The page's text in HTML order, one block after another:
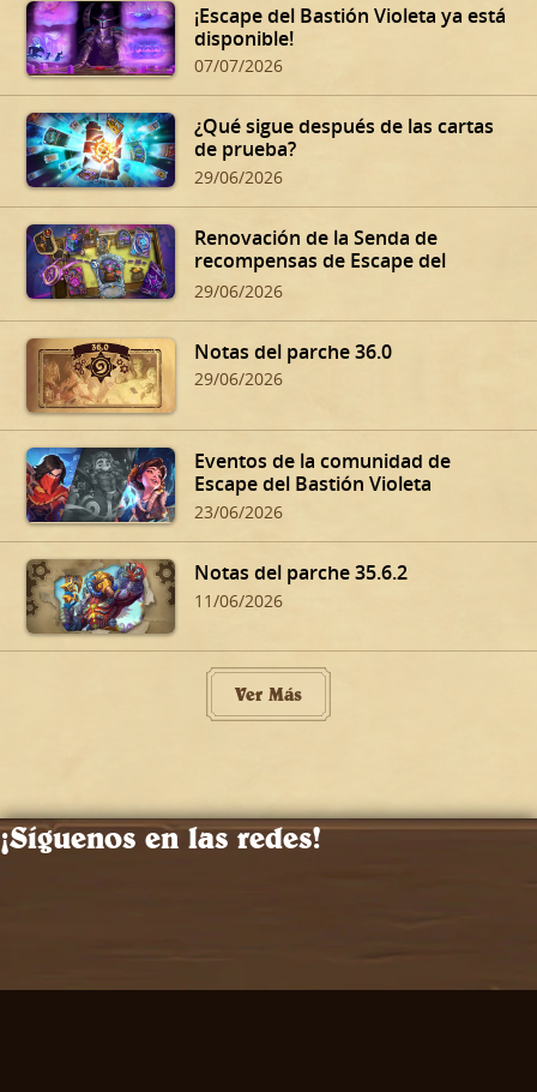
¡Escape del Bastión Violeta ya está
disponible!
07/07/2026
¿Qué sigue después de las cartas
de prueba?
29/06/2026
Renovación de la Senda de
recompensas de Escape del
Bastión Violeta
29/06/2026
Notas del parche 36.0
29/06/2026
Eventos de la comunidad de
Escape del Bastión Violeta
23/06/2026
Notas del parche 35.6.2
11/06/2026
Ver Más
¡Síguenos en las redes!